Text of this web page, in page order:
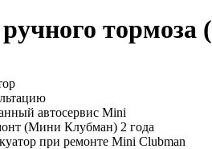
автосервис Mini
(Мини Клубман) 2 года
при ремонте Mini Clubman